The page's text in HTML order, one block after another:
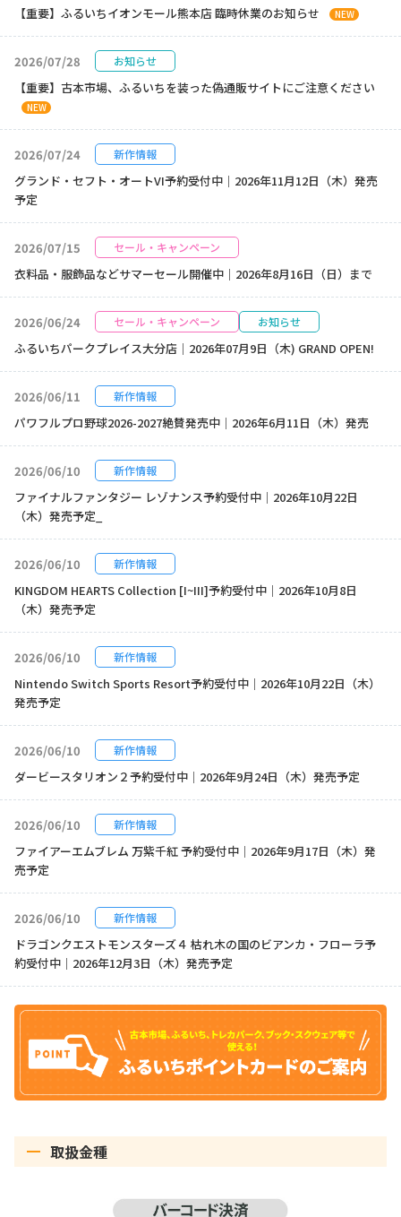
【重要】ふるいちイオンモール熊本店 臨時休業のお知らせ NEW
2026/07/28 お知らせ
【重要】古本市場、ふるいちを装った偽通販サイトにご注意ください
NEW
2026/07/24 新作情報
グランド・セフト・オートVI予約受付中｜2026年11月12日（木）発売
予定
2026/07/15 セール・キャンペーン
衣料品・服飾品などサマーセール開催中｜2026年8月16日（日）まで
2026/06/24 セール・キャンペーン お知らせ
ふるいちパークプレイス大分店｜2026年07月9日（木) GRAND OPEN!
2026/06/11 新作情報
パワフルプロ野球2026-2027絶賛発売中｜2026年6月11日（木）発売
2026/06/10 新作情報
ファイナルファンタジー レゾナンス予約受付中｜2026年10月22日
（木）発売予定_
2026/06/10 新作情報
KINGDOM HEARTS Collection [I~III]予約受付中｜2026年10月8日
（木）発売予定
2026/06/10 新作情報
Nintendo Switch Sports Resort予約受付中｜2026年10月22日（木）
発売予定
2026/06/10 新作情報
ダービースタリオン２予約受付中｜2026年9月24日（木）発売予定
2026/06/10 新作情報
ファイアーエムブレム 万紫千紅 予約受付中｜2026年9月17日（木）発
売予定
2026/06/10 新作情報
ドラゴンクエストモンスターズ４ 枯れ木の国のビアンカ・フローラ予
約受付中｜2026年12月3日（木）発売予定
取扱金種